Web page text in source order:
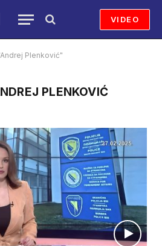
VIDEO
Plenković"
PLENKOVIĆ